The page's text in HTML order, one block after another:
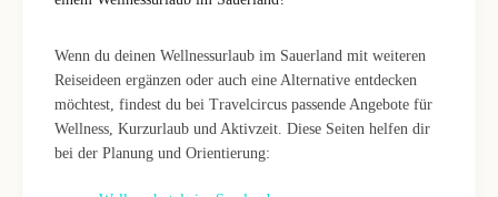
Wenn du deinen Wellnessurlaub im Sauerland mit weiteren
Reiseideen ergänzen oder auch eine Alternative entdecken
möchtest, findest du bei Travelcircus passende Angebote für
Wellness, Kurzurlaub und Aktivzeit. Diese Seiten helfen dir
bei der Planung und Orientierung: